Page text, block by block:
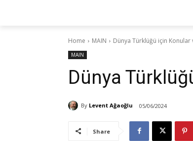
Home MAIN Dünya Türklüğü için Konular
MAIN
Dünya
By Levent Ağaoğlu 05/06/2024
Share